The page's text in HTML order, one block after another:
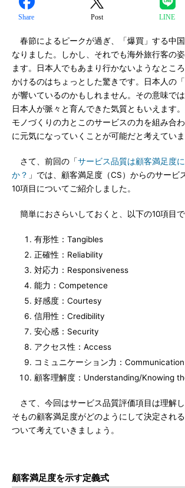
Share Post LINE
春節によるピークが過ぎ、「爆買」する中国
なりました。しかし、それでも海外旅行客の
ます。日本人でもあまり行かないようなとこ
かけるのはちょっとした驚きです。日本人の
が響いているのかもしれません。その意味で
日本人が脈々と育んできた気質ともいえます
モノづくりの力とこのサービスの力を組み合
に元気になっていくことが可能だと考えていま
さて、前回の「サービス品質は顧客満足度
か？ 」では、顧客満足度（CS）からのサービ
10項目についてご紹介しました。
簡単におさらいしておくと、以下の10項目で
有形性：Tangibles
正確性：Reliability
対応力：Responsiveness
能力：Competence
好感度：Courtesy
信用性：Credibility
安心感：Security
アクセス性：Access
コミュニケーション力：Communication
顧客理解度：Understanding/Knowing
さて、今回はサービス品質評価項目は理解
そもの顧客満足度がどのようにして決定され
ついて考えていきましょう。
顧客満足度を示す定義式